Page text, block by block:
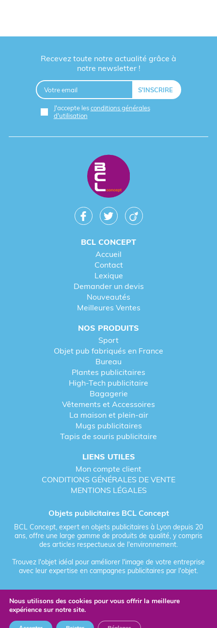
Recevez toute notre actualité grâce à
notre newsletter !
J'accepte lesconditions générales
d'utilisation
BCL CONCEPT
Accueil
Contact
Lexique
Demander un devis
Nouveautés
Meilleures Ventes
NOS PRODUITS
Sport
Objet pub fabriqués en France
Bureau
Plantes publicitaires
High-Tech publicitaire
Bagagerie
Vêtements et Accessoires
La maison et plein-air
Mugs publicitaires
Tapis de souris publicitaire
LIENS UTILES
Mon compte client
CONDITIONS GÉNÉRALES DE VENTE
MENTIONS LÉGALES
Objets publicitaires BCL Concept
BCL Concept, expert en objets publicitaires à Lyon depuis 20
ans, offre une large gamme de produits de qualité, y compris
des articles respectueux de l'environnement.
Trouvez l'objet idéal pour améliorer l'image de votre entreprise
avec leur expertise en campagnes publicitaires par l'objet.
© 2026 BCL Concept - Tous droits réservés - Objet Publicitaire
Fièrement forgé par Les Vikings
Nous utilisons des cookies pour vous offrir la meilleure
expérience sur notre site.